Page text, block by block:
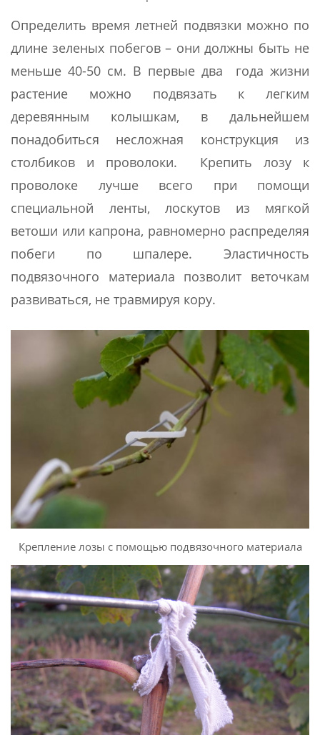
Определить время летней подвязки можно по
длине зеленых побегов – они должны быть не
меньше 40-50 см. В первые два года жизни
растение можно подвязать к легким
деревянным колышкам, в дальнейшем
понадобиться несложная конструкция из
столбиков и проволоки. Крепить лозу к
проволоке лучше всего при помощи
специальной ленты, лоскутов из мягкой
ветоши или капрона, равномерно распределяя
побеги по шпалере. Эластичность
подвязочного материала позволит веточкам
развиваться, не травмируя кору.
Крепление лозы с помощью подвязочного материала